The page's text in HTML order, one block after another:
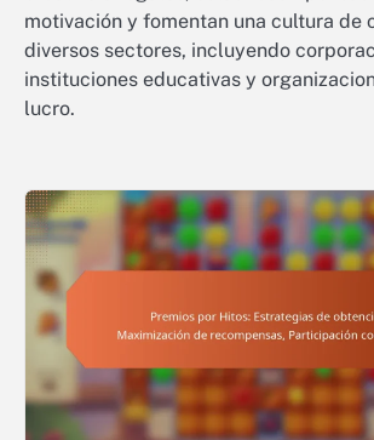
motivación y fomentan una cultura de
diversos sectores, incluyendo
instituciones educativas y
lucro.